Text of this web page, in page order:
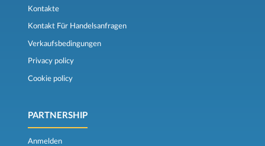
Kontakte
Kontakt Für Handelsanfragen
Verkaufsbedingungen
Privacy policy
Cookie policy
PARTNERSHIP
Anmelden